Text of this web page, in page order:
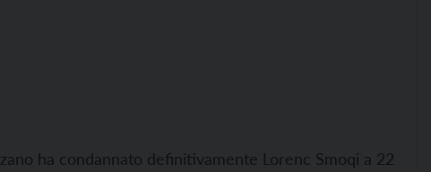
ha condannato definitivamente Lorenc Smoqi a 22